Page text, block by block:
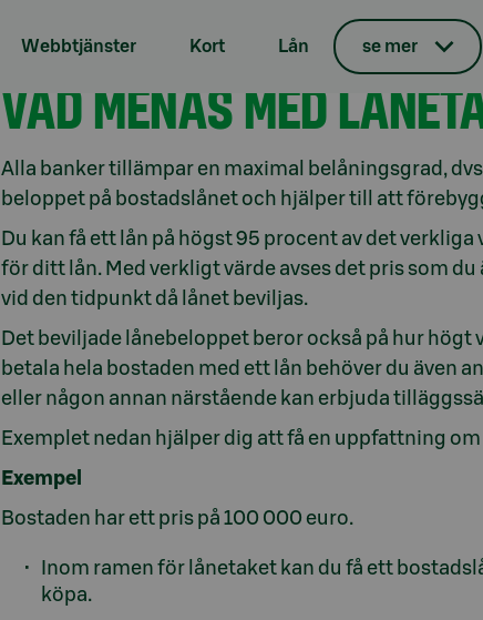
Webbtjänster Kort Lån se mer
Bostadslån
VAD MENAS MED
Alla banker tillämpar en maximal belåningsgrad,
beloppet på bostadslånet och hjälper till att
Du kan få ett lån på högst 95 procent av det
för ditt lån. Med verkligt värde avses det pris som
vid den tidpunkt då lånet beviljas.
Det beviljade lånebeloppet beror också på hur högt
betala hela bostaden med ett lån behöver du även
eller någon annan närstående kan erbjuda
Exemplet nedan hjälper dig att få en uppfattning
Exempel
Bostaden har ett pris på 100 000 euro.
Inom ramen för lånetaket kan du få ett
köpa.